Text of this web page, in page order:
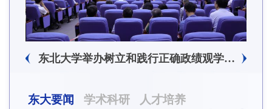
东北大学举办树立和践行正确政绩观学习教育培训班
东大要闻 学术科研 人才培养